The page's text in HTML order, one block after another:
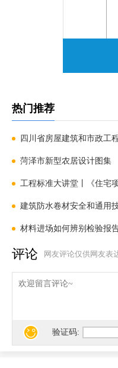
热门推荐
四川省房屋建筑和市政工程
菏泽市新型农居设计图集
工程标准大讲堂丨《住宅项目
建筑防水卷材安全和通用技术
材料进场如何辨别检验报
评论 网友评论仅供网友表
验证码: